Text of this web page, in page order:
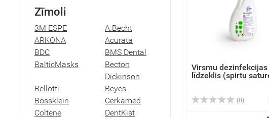
Zīmoli
3M ESPE
A.Becht
ARKONA
Acurata
BDC
BMS Dental
BalticMasks
Becton
Dickinson
Bellotti
Beyes
Bossklein
Cerkamed
Coltene
DentKist
Virsmu dezinfekcijas
līdzeklis (spirtu
(0)